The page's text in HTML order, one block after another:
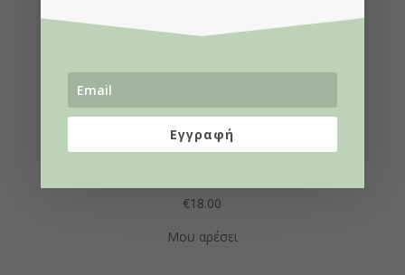
€18.00
Μου αρέσει
Εγγραφή